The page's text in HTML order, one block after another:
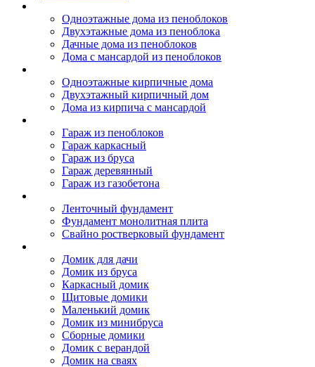
Одноэтажные дома из пеноблоков
Двухэтажные дома из пеноблока
Дачные дома из пеноблоков
Дома с мансардой из пеноблоков
Одноэтажные кирпичные дома
Двухэтажный кирпичный дом
Дома из кирпича с мансардой
Гараж из пеноблоков
Гараж каркасный
Гараж из бруса
Гараж деревянный
Гараж из газобетона
Ленточный фундамент
Фундамент монолитная плита
Свайно ростверковый фундамент
Домик для дачи
Домик из бруса
Каркасный домик
Щитовые домики
Маленький домик
Домик из минибруса
Сборные домики
Домик с верандой
Домик на сваях